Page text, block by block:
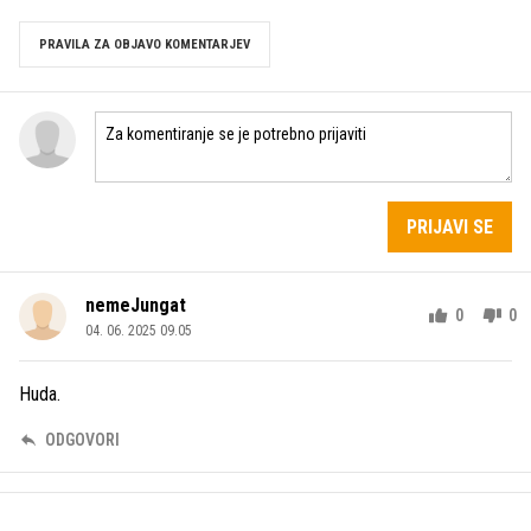
PRAVILA ZA OBJAVO KOMENTARJEV
PRIJAVI SE
nemeJungat
04. 06. 2025 09.05
0 0
Huda.
ODGOVORI